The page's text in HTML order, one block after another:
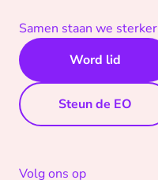
Samen staan we sterker
Word lid
Steun de EO
Volg ons op